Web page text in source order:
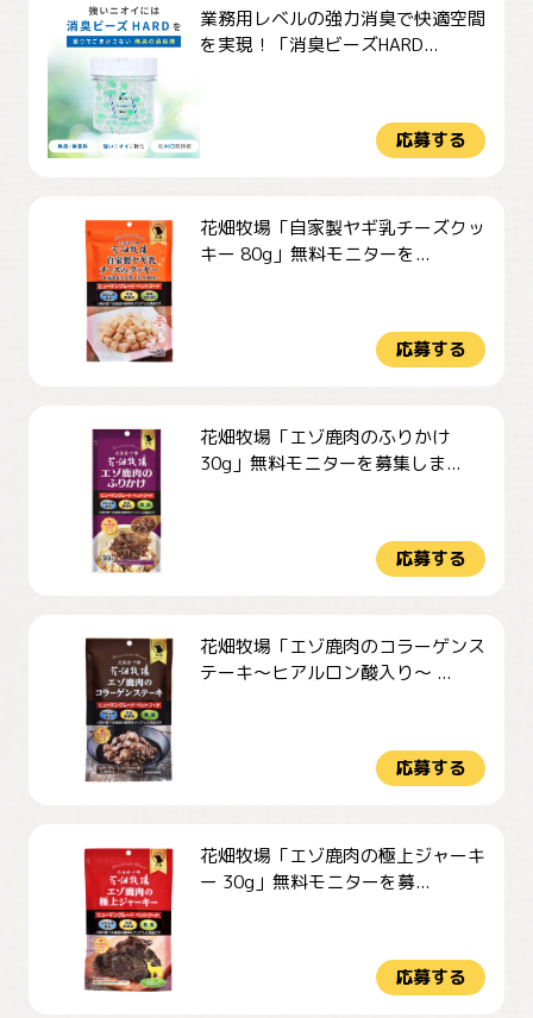
業務用レベルの強力消臭で快適空間
を実現！「消臭ビーズHARD...
応募する
花畑牧場「自家製ヤギ乳チーズクッ
キー 80g」無料モニターを...
応募する
花畑牧場「エゾ鹿肉のふりかけ
30g」無料モニターを募集しま...
応募する
花畑牧場「エゾ鹿肉のコラーゲンス
テーキ～ヒアルロン酸入り～ ...
応募する
花畑牧場「エゾ鹿肉の極上ジャーキ
ー 30g」無料モニターを募...
応募する